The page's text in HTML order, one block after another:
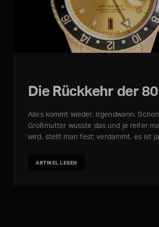
Die Rückkehr der
Alles kommt wieder. Irgendwann.
Großmutter wusste das und je reifer
wird, stellt man fest: verdammt, es ist
ARTIKEL LESEN